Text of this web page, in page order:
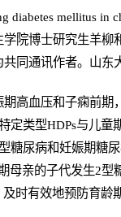
mellitus in
院博士研究生羊
同通讯作者。山东
高血压和子痫前
定类型HDPs与儿
糖尿病和妊娠期糖
亲的子代发生2型
时有效地预防育龄